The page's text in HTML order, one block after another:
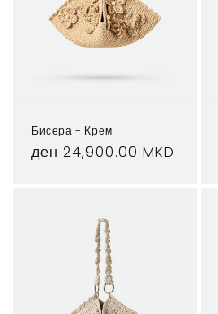
Бисера - Крем
Regular
ден 24,900.00 MKD